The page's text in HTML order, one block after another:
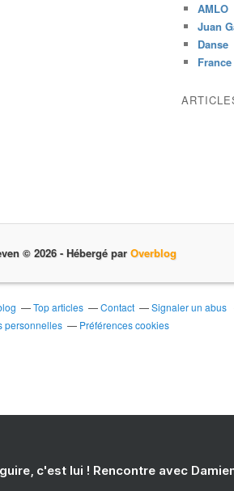
AMLO
Juan
Danse
France
© 2026 - Hébergé par Overblog
Top articles Contact Signaler un abus
personnelles
Préférences cookies
c'est lui ! Rencontre avec